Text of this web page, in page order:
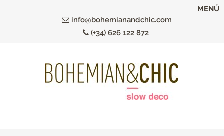
info@bohemianandchic.com
(+34) 626 122 872
MENÚ